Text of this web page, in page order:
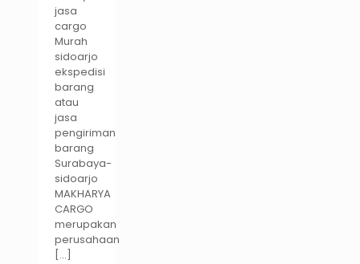
jasa
cargo
Murah
sidoarjo
ekspedisi
barang
atau
jasa
pengiriman
barang
Surabaya-
sidoarjo
MAKHARYA
CARGO
merupakan
perusahaan
[…]